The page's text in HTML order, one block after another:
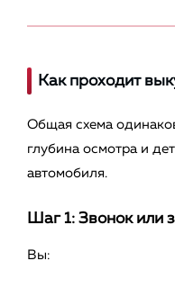
Как проходит
Общая схема
глубина осмотра и
автомобиля.
Шаг 1: Звонок или
Вы: